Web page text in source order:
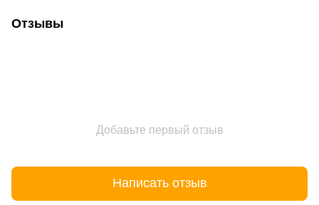
Отзывы
Добавьте первый отзыв
Написать отзыв